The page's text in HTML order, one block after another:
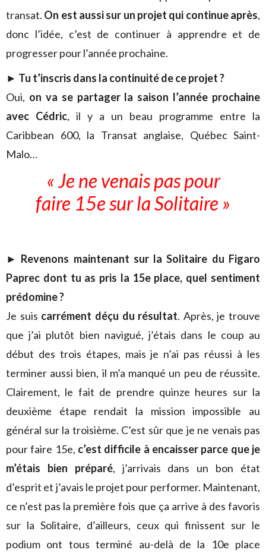
transat. On est aussi sur un projet qui continue après,
donc l’idée, c’est de continuer à apprendre et de
progresser pour l’année prochaine.
► Tu t’inscris dans la continuité de ce projet ?
Oui, on va se partager la saison l’année prochaine
avec Cédric, il y a un beau programme entre la
Caribbean 600, la Transat anglaise, Québec Saint-
Malo…
« Je ne venais pas pour
faire 15e sur la Solitaire »
► Revenons maintenant sur la Solitaire du Figaro
Paprec dont tu as pris la 15e place, quel sentiment
prédomine ?
Je suis carrément déçu du résultat. Après, je trouve
que j’ai plutôt bien navigué, j’étais dans le coup au
début des trois étapes, mais je n’ai pas réussi à les
terminer aussi bien, il m’a manqué un peu de réussite.
Clairement, le fait de prendre quinze heures sur la
deuxième étape rendait la mission impossible au
général sur la troisième. C’est sûr que je ne venais pas
pour faire 15e, c’est difficile à encaisser parce que je
m’étais bien préparé, j’arrivais dans un bon état
d’esprit et j’avais le projet pour performer. Maintenant,
ce n’est pas la première fois que ça arrive à des favoris
sur la Solitaire, d’ailleurs, ceux qui finissent sur le
podium ont tous terminé au-delà de la 10e place